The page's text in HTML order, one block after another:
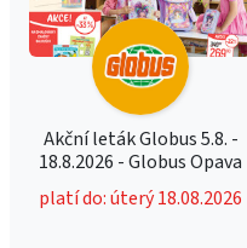
Akční leták Globus 5.8. -
18.8.2026 - Globus Opava
platí do: úterý 18.08.2026